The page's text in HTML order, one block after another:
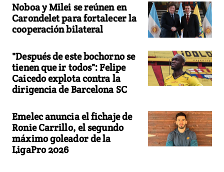
Noboa y Milei se reúnen en
Carondelet para fortalecer la
cooperación bilateral
"Después de este bochorno se
tienen que ir todos": Felipe
Caicedo explota contra la
dirigencia de Barcelona SC
Emelec anuncia el fichaje de
Ronie Carrillo, el segundo
máximo goleador de la
LigaPro 2026